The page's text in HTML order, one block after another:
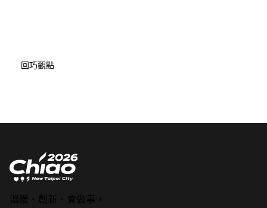
回巧觀點
溫暖、創新、會做事，